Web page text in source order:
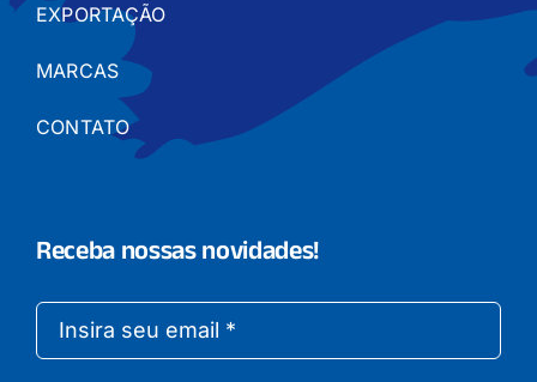
EXPORTAÇÃO
MARCAS
CONTATO
Receba nossas novidades!